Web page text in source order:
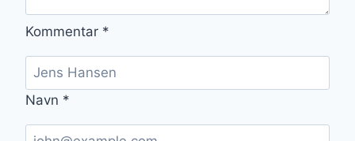
Kommentar *
Navn *